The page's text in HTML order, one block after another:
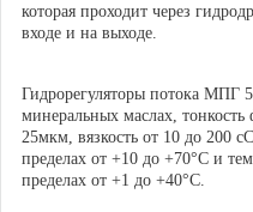
которая проходит через
входе и на выходе.
Гидрорегуляторы потока МПГ
минеральных маслах, тонкость
25мкм, вязкость от 10 до 200
пределах от +10 до +70°С и
пределах от +1 до +40°С.